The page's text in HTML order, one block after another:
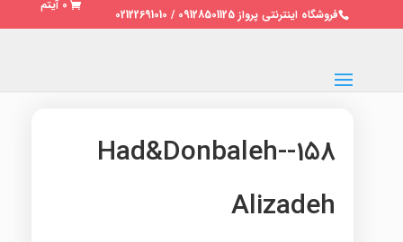
فروشگاه اینترنتی پرواز 09128501125 / 02122691010
0 آیتم
158-Had&Donbaleh-
Alizadeh